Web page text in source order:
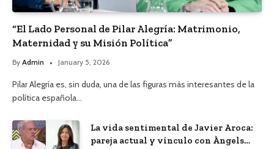
“El Lado Personal de Pilar Alegría: Matrimonio,
Maternidad y su Misión Política”
By Admin January 5, 2026
Pilar Alegría es, sin duda, una de las figuras más interesantes de la
política española…
La vida sentimental de Javier Aroca:
pareja actual y vínculo con Àngels